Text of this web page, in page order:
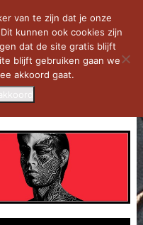
van te zijn dat je onze
kunnen ook cookies zijn
dat de site gratis blijft
blijft gebruiken gaan we
akkoord gaat.